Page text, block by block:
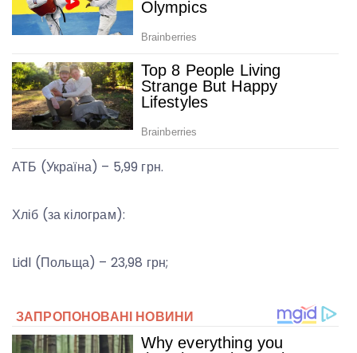
АТБ (Україна) – 5,99 грн.
Хліб (за кілограм):
Lidl (Польща) – 23,98 грн;